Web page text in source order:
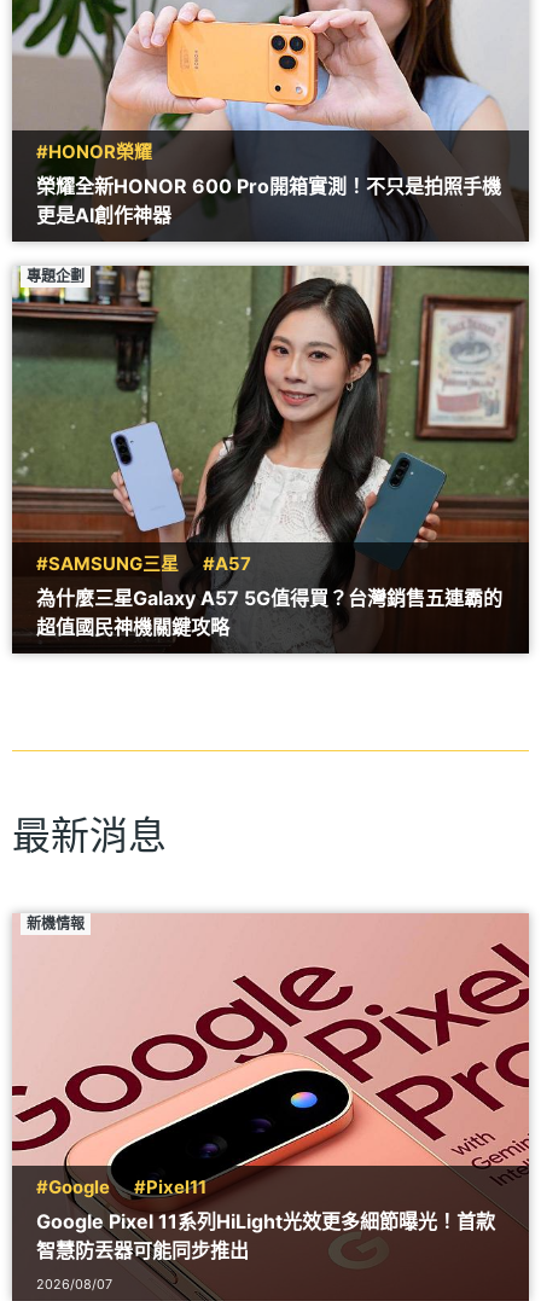
#HONOR榮耀
榮耀全新HONOR 600 Pro開箱實測！不只是拍照手機
更是AI創作神器
專題企劃
#SAMSUNG三星 #A57
為什麼三星Galaxy A57 5G值得買？台灣銷售五連霸的
超值國民神機關鍵攻略
最新消息
新機情報
#Google #Pixel11
Google Pixel 11系列HiLight光效更多細節曝光！首款
智慧防丟器可能同步推出
2026/08/07